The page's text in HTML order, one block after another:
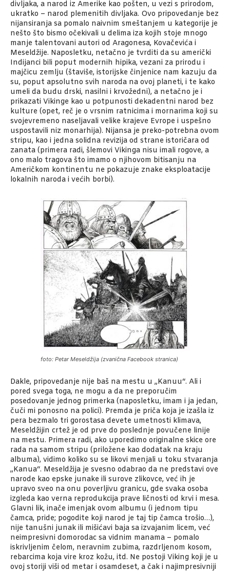
divljaka, a narod iz Amerike kao pošten, u vezi s prirodom,
ukratko – narod plemenitih divljaka. Ovo pripovedanje bez
nijansiranja sa pomalo naivnim smeštanjem u kategorije je
nešto što bismo očekivali u delima iza kojih stoje mnogo
manje talentovani autori od Aragonesa, Kovačevića i
Meseldžije. Naposletku, netačno je tvrditi da su američki
Indijanci bili poput modernih hipika, vezani za prirodu i
majčicu zemlju (štaviše, istorijske činjenice nam kazuju da
su, poput apsolutno svih naroda na ovoj planeti, i te kako
umeli da budu drski, nasilni i krvožedni), a netačno je i
prikazati Vikinge kao u potpunosti dekadentni narod bez
kulture (opet, reč je o vrsnim ratnicima i mornarima koji su
svojevremeno naseljavali velike krajeve Evrope i uspešno
uspostavili niz monarhija). Nijansa je preko-potrebna ovom
stripu, kao i jedna solidna revizija od strane istoričara od
zanata (primera radi, šlemovi Vikinga nisu imali rogove, a
ono malo tragova što imamo o njihovom bitisanju na
Američkom kontinentu ne pokazuje znake eksploatacije
lokalnih naroda i većih borbi).
foto: Petar Meseldžija (zvanična Facebook stranica)
Dakle, pripovedanje nije baš na mestu u „Kanuu“. Ali i
pored svega toga, ne mogu a da ne preporučim
posedovanje jednog primerka (naposletku, imam i ja jedan,
čuči mi ponosno na polici). Premda je priča koja je izašla iz
pera bezmalo tri gorostasa devete umetnosti klimava,
Meseldžijin crtež je od prve do poslednje povučene linije
na mestu. Primera radi, ako uporedimo originalne skice ore
rada na samom stripu (priložene kao dodatak na kraju
albuma), vidimo koliko su se likovi menjali u toku stvaranja
„Kanua“. Meseldžija je svesno odabrao da ne predstavi ove
narode kao epske junake ili surove zlikovce, već ih je
upravo sveo na onu poverljivu granicu, gde svaka osoba
izgleda kao verna reprodukcija prave ličnosti od krvi i mesa.
Glavni lik, inače imenjak ovom albumu (i jednom tipu
čamca, pride; pogodite koji narod je taj tip čamca trošio…),
nije tanušni junak ili mišićavi baja sa izvajanim licem, već
neimpresivni domorodac sa vidnim manama – pomalo
iskrivljenim čelom, neravnim zubima, razdrljenom kosom,
rebarcima koja vire kroz kožu, itd. Ne postoji Viking koji je u
ovoj storiji viši od metar i osamdeset, a čak i najimpresivniji